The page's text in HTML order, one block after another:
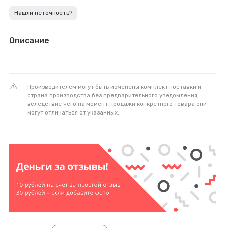
Нашли неточность?
Описание
Производителем могут быть изменены комплект поставки и
страна производства без предварительного уведомления,
вследствие чего на момент продажи конкретного товара они
могут отличаться от указанных.